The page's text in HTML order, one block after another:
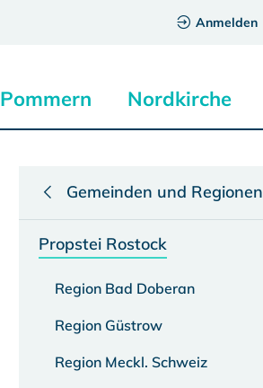
Anmelden
Pommern Nordkirche
Gemeinden und Regionen
Propstei Rostock
Region Bad Doberan
Region Güstrow
Region Meckl. Schweiz